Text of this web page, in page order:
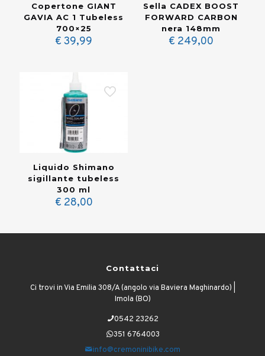
Copertone GIANT
GAVIA AC 1 Tubeless
700×25
€ 39,99
Sella CADEX BOOST
FORWARD CARBON
nera 148mm
€ 249,00
Liquido Shimano
sigillante tubeless
300 ml
€ 28,00
Contattaci
Ci trovi in Via Emilia 308/A (angolo via Baviera Maghinardo) |
Imola (BO)
0542 23262
351 6764003
info@cremoninibike.com